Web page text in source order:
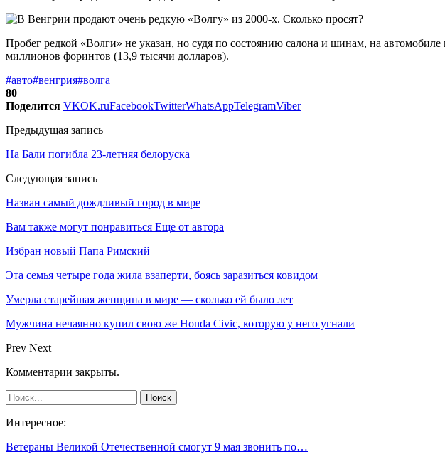
Пробег редкой «Волги» не указан, но судя по состоянию салона и шинам, на
миллионов форинтов (13,9 тысячи долларов).
#авто#венгрия#волга
80
Поделится VKOK.ruFacebookTwitterWhatsAppTelegramViber
Предыдущая запись
На Бали погибла 23-летняя белоруска
Следующая запись
Назван самый дождливый город в мире
Вам также могут понравиться Еще от автора
Избран новый Папа Римский
Эта семья четыре года жила взаперти, боясь заразиться ковидом
Умерла старейшая женщина в мире — сколько ей было лет
Мужчина нечаянно купил свою же Honda Civic, которую у него угнали
Prev Next
Комментарии закрыты.
Интересное:
Ветераны Великой Отечественной смогут 9 мая звонить по…